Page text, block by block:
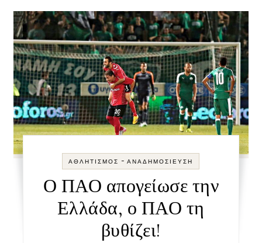
ΑΘΛΗΤΙΣΜΌΣ -ΑΝΑΔΗΜΟΣΊΕΥΣΗ
Ο ΠΑΟ απογείωσε την
Ελλάδα, ο ΠΑΟ τη
βυθίζει!